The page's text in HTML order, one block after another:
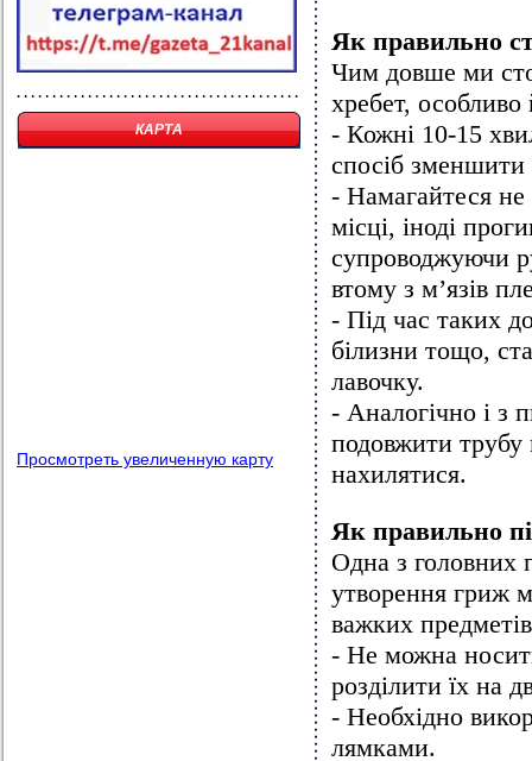
КАРТА
Просмотреть увеличенную карту
Як правильно
Чим довше ми
хребет, особливо
- Кожні 10-15
спосіб
- Намагайтеся не
місці, іноді
супроводжуючи
втому з м’язів
- Під час таких
білизни тощо,
лавочку.
- Аналогічно і з
подовжити
нахилятися.
Як правильно
Одна з головних
утворення гриж
важких
- Не можна
розділити їх на
- Необхідно
лямками.